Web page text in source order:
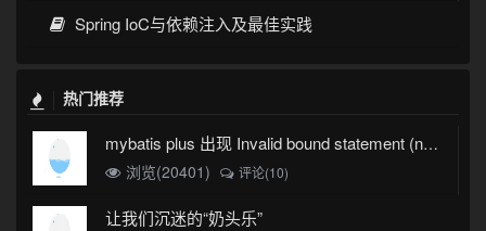
Spring IoC与依赖注入及最佳实践
热门推荐
mybatis plus 出现 Invalid bound statement (not found)
浏览(20401)
评论(10)
让我们沉迷的“奶头乐”